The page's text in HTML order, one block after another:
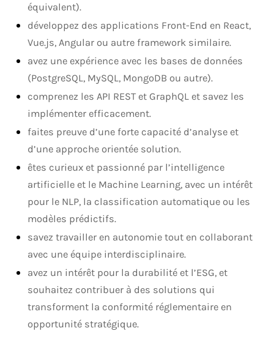
équivalent).
développez des applications Front-End en React,
Vue.js, Angular ou autre framework similaire.
avez une expérience avec les bases de données
(PostgreSQL, MySQL, MongoDB ou autre).
comprenez les API REST et GraphQL et savez les
implémenter efficacement.
faites preuve d’une forte capacité d’analyse et
d’une approche orientée solution.
êtes curieux et passionné par l’intelligence
artificielle et le Machine Learning, avec un intérêt
pour le NLP, la classification automatique ou les
modèles prédictifs.
savez travailler en autonomie tout en collaborant
avec une équipe interdisciplinaire.
avez un intérêt pour la durabilité et l’ESG, et
souhaitez contribuer à des solutions qui
transforment la conformité réglementaire en
opportunité stratégique.